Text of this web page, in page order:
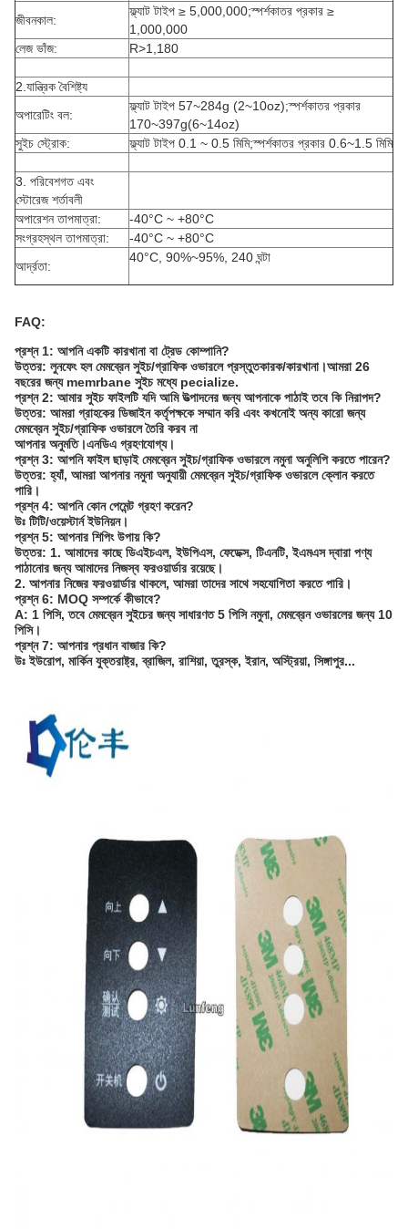
জীবনকাল:
ফ্ল্যাট টাইপ ≥ 5,000,000;স্পর্শকাতর প্রকার ≥
1,000,000
লেজ ভাঁজ:
R>1,180
2.যান্ত্রিক বৈশিষ্ট্য
অপারেটিং বল:
ফ্ল্যাট টাইপ 57~284g (2~10oz);স্পর্শকাতর প্রকার
170~397g(6~14oz)
সুইচ স্ট্রোক:
ফ্ল্যাট টাইপ 0.1 ~ 0.5 মিমি;স্পর্শকাতর প্রকার 0.6~1.5 মিমি
3. পরিবেশগত এবং
স্টোরেজ শর্তাবলী
অপারেশন তাপমাত্রা:
-40°C ~ +80°C
সংগ্রহস্থল তাপমাত্রা:
-40°C ~ +80°C
আর্দ্রতা:
40°C, 90%~95%, 240 ঘন্টা
FAQ:
প্রশ্ন 1: আপনি একটি কারখানা বা ট্রেড কোম্পানি?
উত্তর: লুনফেং হল মেমব্রেন সুইচ/গ্রাফিক ওভারলে প্রস্তুতকারক/কারখানা।আমরা 26
বছরের জন্য memrbane সুইচ মধ্যে pecialize.
প্রশ্ন 2: আমার সুইচ ফাইলটি যদি আমি উত্পাদনের জন্য আপনাকে পাঠাই তবে কি নিরাপদ?
উত্তর: আমরা গ্রাহকের ডিজাইন কর্তৃপক্ষকে সম্মান করি এবং কখনোই অন্য কারো জন্য
মেমব্রেন সুইচ/গ্রাফিক ওভারলে তৈরি করব না
আপনার অনুমতি।এনডিএ গ্রহণযোগ্য।
প্রশ্ন 3: আপনি ফাইল ছাড়াই মেমব্রেন সুইচ/গ্রাফিক ওভারলে নমুনা অনুলিপি করতে পারেন?
উত্তর: হ্যাঁ, আমরা আপনার নমুনা অনুযায়ী মেমব্রেন সুইচ/গ্রাফিক ওভারলে ক্লোন করতে
পারি।
প্রশ্ন 4: আপনি কোন পেমেন্ট গ্রহণ করেন?
উঃ টিটি/ওয়েস্টার্ন ইউনিয়ন।
প্রশ্ন 5: আপনার শিপিং উপায় কি?
উত্তর: 1. আমাদের কাছে ডিএইচএল, ইউপিএস, ফেডেক্স, টিএনটি, ইএমএস দ্বারা পণ্য
পাঠানোর জন্য আমাদের নিজস্ব ফরওয়ার্ডার রয়েছে।
2. আপনার নিজের ফরওয়ার্ডার থাকলে, আমরা তাদের সাথে সহযোগিতা করতে পারি।
প্রশ্ন 6: MOQ সম্পর্কে কীভাবে?
A: 1 পিসি, তবে মেমব্রেন সুইচের জন্য সাধারণত 5 পিসি নমুনা, মেমব্রেন ওভারলের জন্য 10
পিসি।
প্রশ্ন 7: আপনার প্রধান বাজার কি?
উঃ ইউরোপ, মার্কিন যুক্তরাষ্ট্র, ব্রাজিল, রাশিয়া, তুরস্ক, ইরান, অস্ট্রিয়া, সিঙ্গাপুর...